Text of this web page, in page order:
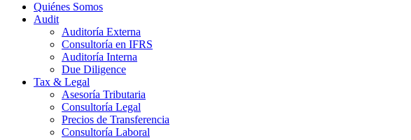
Quiénes Somos
Audit
Auditoría Externa
Consultoría en IFRS
Auditoría Interna
Due Diligence
Tax & Legal
Asesoría Tributaria
Consultoría Legal
Precios de Transferencia
Consultoría Laboral